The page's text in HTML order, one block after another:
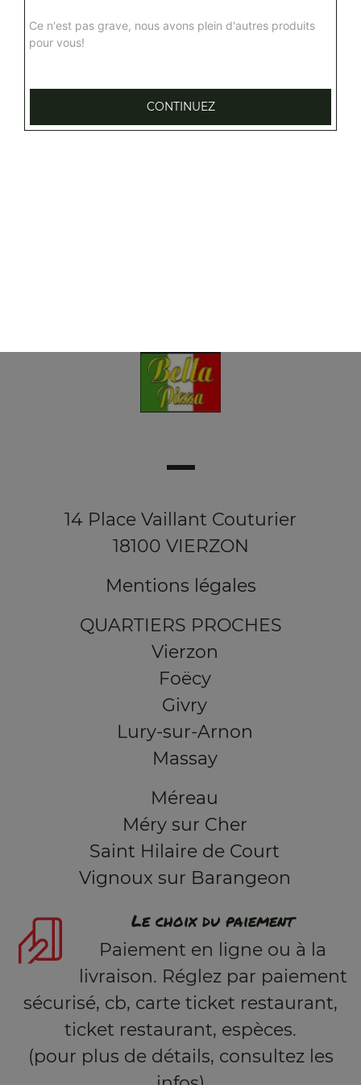
14 Place Vaillant Couturier
18100 VIERZON
Mentions légales
QUARTIERS PROCHES
Vierzon
Foëcy
Givry
Lury-sur-Arnon
Massay
Méreau
Méry sur Cher
Saint Hilaire de Court
Vignoux sur Barangeon
Le choix du paiement
Paiement en ligne ou à la
livraison. Réglez par paiement
sécurisé, cb, carte ticket restaurant,
ticket restaurant, espèces.
(pour plus de détails, consultez les
Ce n'est pas grave, nous avons plein d'autres produits
pour vous!
CONTINUEZ